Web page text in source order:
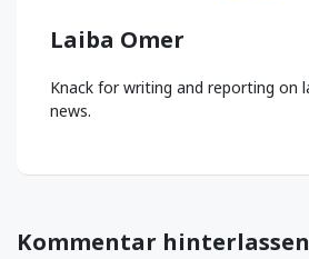
Laiba Omer
Knack for writing and reporting on
news.
Kommentar hinterlassen